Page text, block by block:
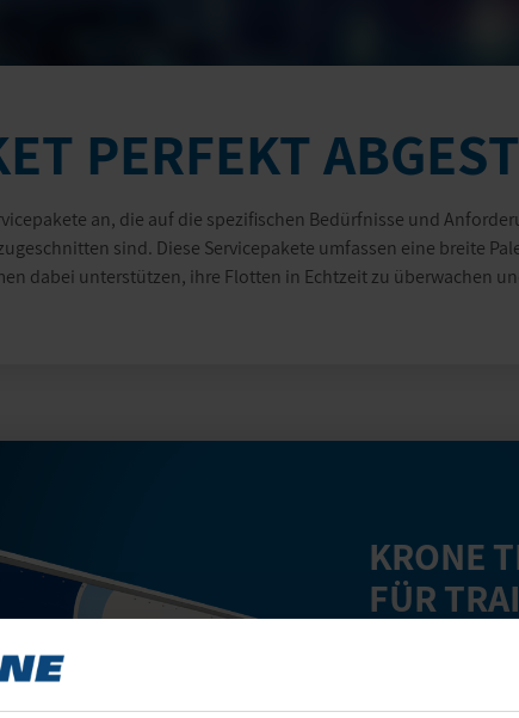
PERFEKT
an, die auf die spezifischen Bedürfnisse und
sind. Diese Servicepakete umfassen eine breite
dabei unterstützen, ihre Flotten in Echtzeit zu überwachen
KRONE
FÜR